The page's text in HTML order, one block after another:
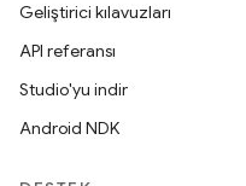
Geliştirici kılavuzları
API referansı
Studio'yu indir
Android NDK